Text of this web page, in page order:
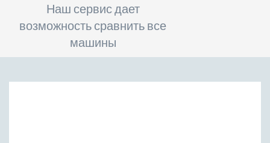
Наш сервис дает
возможность сравнить все
машины